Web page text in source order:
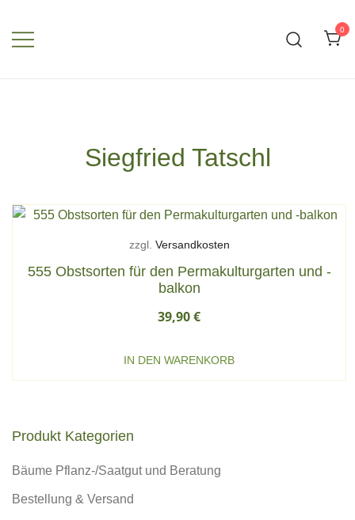
Inhalt
springen
0
Siegfried Tatschl
zzgl. Versandkosten
555 Obstsorten für den Permakulturgarten und -
balkon
39,90€
IN DEN WARENKORB
Produkt Kategorien
Bäume Pflanz-/Saatgut und Beratung
Bestellung & Versand